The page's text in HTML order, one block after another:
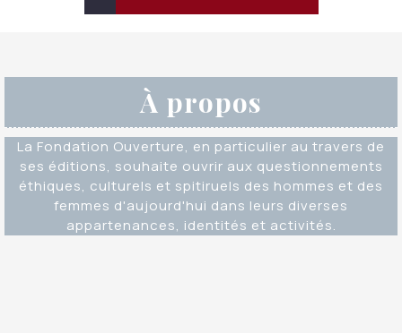
À propos
La Fondation Ouverture, en particulier au travers de
ses éditions, souhaite ouvrir aux questionnements
éthiques, culturels et spitiruels des hommes et des
femmes d'aujourd'hui dans leurs diverses
appartenances, identités et activités.